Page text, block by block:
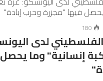
180
لدى
إنسانية" وما